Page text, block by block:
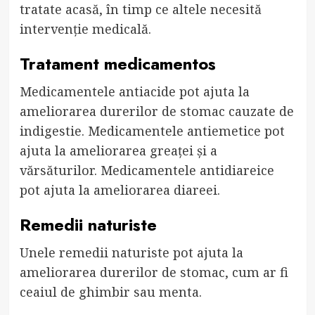
tratate acasă, în timp ce altele necesită
intervenție medicală.
Tratament medicamentos
Medicamentele antiacide pot ajuta la
ameliorarea durerilor de stomac cauzate de
indigestie. Medicamentele antiemetice pot
ajuta la ameliorarea greaței și a
vărsăturilor. Medicamentele antidiareice
pot ajuta la ameliorarea diareei.
Remedii naturiste
Unele remedii naturiste pot ajuta la
ameliorarea durerilor de stomac, cum ar fi
ceaiul de ghimbir sau menta.